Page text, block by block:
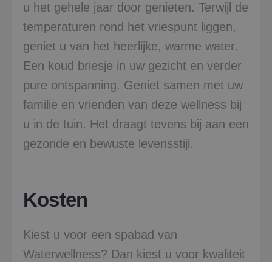
u het gehele jaar door genieten. Terwijl de
temperaturen rond het vriespunt liggen,
geniet u van het heerlijke, warme water.
Een koud briesje in uw gezicht en verder
pure ontspanning. Geniet samen met uw
familie en vrienden van deze wellness bij
u in de tuin. Het draagt tevens bij aan een
gezonde en bewuste levensstijl.
Kosten
Kiest u voor een spabad van
Waterwellness? Dan kiest u voor kwaliteit